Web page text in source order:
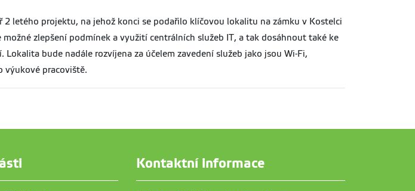
letého projektu, na jehož konci se podařilo klíčovou lokalitu na zámku v Kostelci
zlepšení podmínek a využití centrálních služeb IT, a tak dosáhnout také ke
bude nadále rozvíjena za účelem zavedení služeb jako jsou Wi-Fi,
výukové pracoviště.
Kontaktní informace